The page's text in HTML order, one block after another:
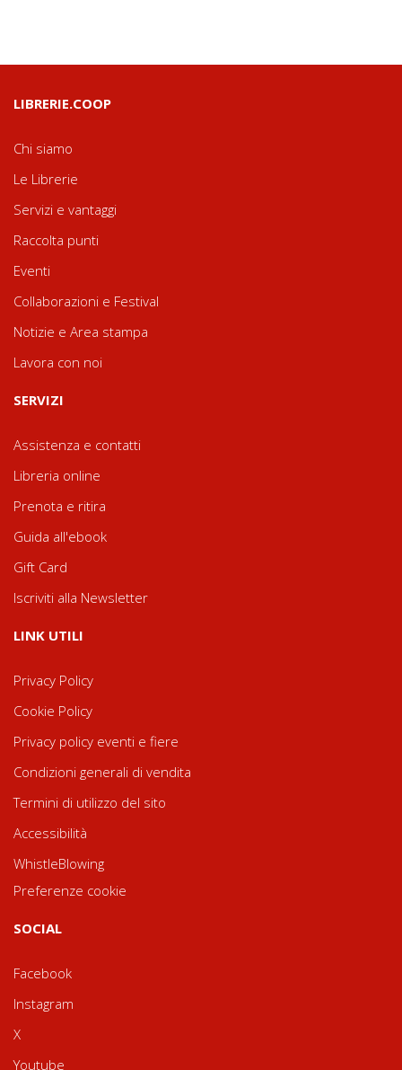
LIBRERIE.COOP
Chi siamo
Le Librerie
Servizi e vantaggi
Raccolta punti
Eventi
Collaborazioni e Festival
Notizie e Area stampa
Lavora con noi
SERVIZI
Assistenza e contatti
Libreria online
Prenota e ritira
Guida all'ebook
Gift Card
Iscriviti alla Newsletter
LINK UTILI
Privacy Policy
Cookie Policy
Privacy policy eventi e fiere
Condizioni generali di vendita
Termini di utilizzo del sito
Accessibilità
WhistleBlowing
Preferenze cookie
SOCIAL
Facebook
Instagram
X
Youtube